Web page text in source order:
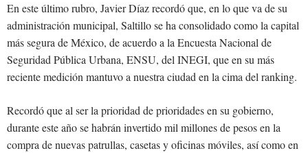
En este último rubro, Javier Díaz recordó que, en lo que va de su
administración municipal, Saltillo se ha consolidado como la capital
más segura de México, de acuerdo a la Encuesta Nacional de
Seguridad Pública Urbana, ENSU, del INEGI, que en su más
reciente medición mantuvo a nuestra ciudad en la cima del ranking.
Recordó que al ser la prioridad de prioridades en su gobierno,
durante este año se habrán invertido mil millones de pesos en la
compra de nuevas patrullas, casetas y oficinas móviles, así como en